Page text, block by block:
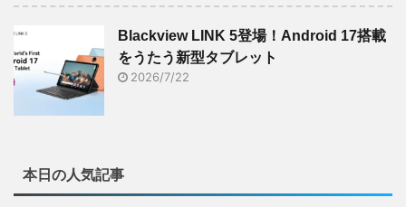
Blackview LINK 5登場！Android 17搭載
をうたう新型タブレット
2026/7/22
本日の人気記事